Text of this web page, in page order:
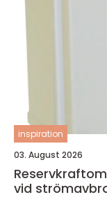
inspiration
03. August 2026
Reservkraftomkopplare
vid